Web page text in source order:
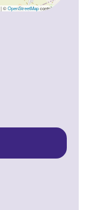
|©OpenStreetMapcontributors